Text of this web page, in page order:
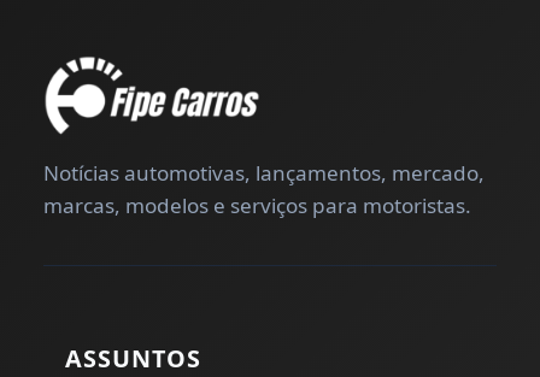
Notícias automotivas, lançamentos, mercado,
marcas, modelos e serviços para motoristas.
ASSUNTOS